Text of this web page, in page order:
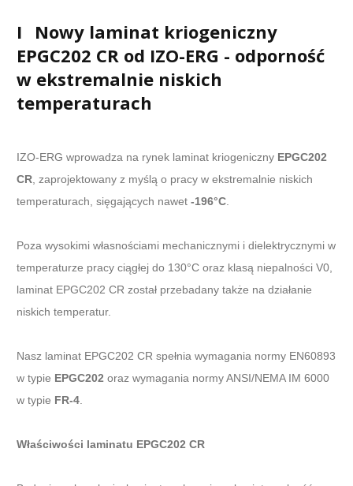
I
Nowy laminat kriogeniczny
EPGC202 CR od IZO-ERG - odporność
w ekstremalnie niskich
temperaturach
IZO-ERG wprowadza na rynek laminat kriogeniczny EPGC202
CR , zaprojektowany z myślą o pracy w ekstremalnie niskich
temperaturach, sięgających nawet -196°C
Poza wysokimi własnościami mechanicznymi i dielektrycznymi w
temperaturze pracy ciągłej do 130°C oraz klasą niepalności V0,
laminat EPGC202 CR został przebadany także na działanie
niskich temperatur.
Nasz laminat EPGC202 CR spełnia wymagania normy EN60893
w typie EPGC202 oraz wymagania normy ANSI/NEMA IM 6000
w typie FR-4
Właściwości laminatu EPGC202 CR